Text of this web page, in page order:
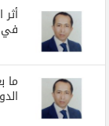
في
ما